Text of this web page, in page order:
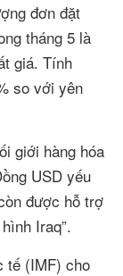
đơn đặt
tháng 5 là
giá. Tính
so với yên
giới hàng hóa
USD yếu
được hỗ trợ
Iraq”.
tế (IMF) cho